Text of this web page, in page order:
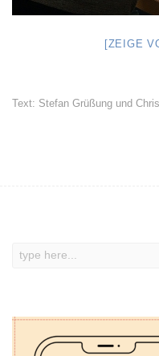
[ZEIGE
Text: Stefan Grüßung und